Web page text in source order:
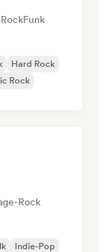
Funk
Hard Rock
Rock
Rock
Indie-Pop